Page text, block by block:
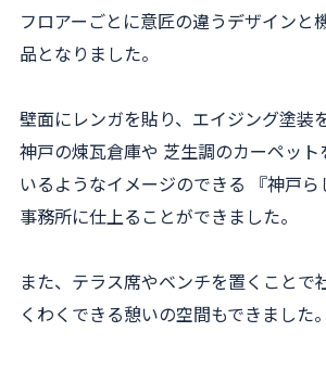
フロアーごとに意匠の違うデザインと
品となりました。
壁面にレンガを貼り、エイジング塗装
神戸の煉瓦倉庫や 芝生調のカーペッ
いるようなイメージのできる 『神戸
事務所に仕上ることができました。
また、テラス席やベンチを置くことで
くわくできる憩いの空間もできました。